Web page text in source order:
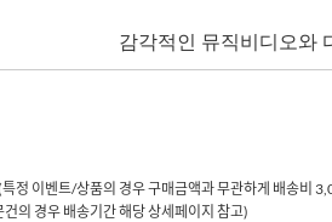
감각적인 뮤직비디오와
정 이벤트/상품의 경우 구매금액과 무관하게 배송비
의 경우 배송기간 해당 상세페이지 참고)